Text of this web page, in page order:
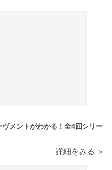
メントがわかる！全4回シリー
詳細をみる ＞